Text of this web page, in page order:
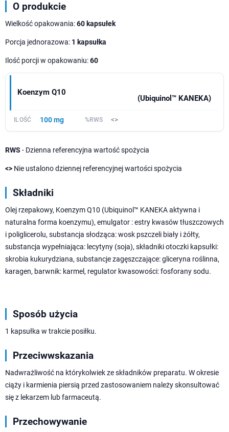
O produkcie
Wielkość opakowania:60 kapsułek
Porcja jednorazowa: 1 kapsułka
Ilość porcji w opakowaniu:60
Koenzym Q10
(Ubiquinol™ KANEKA)
100 mg <>
RWS - Dzienna referencyjna wartość spożycia
<> Nie ustalono dziennej referencyjnej wartości spożycia
Składniki
Olej rzepakowy, Koenzym Q10 (Ubiquinol™ KANEKA aktywna i
naturalna forma koenzymu), emulgator : estry kwasów tłuszczowych
i poliglicerolu, substancja słodząca: wosk pszczeli biały i żółty,
substancja wypełniająca: lecytyny (soja), składniki otoczki kapsułki:
skrobia kukurydziana, substancje zagęszczające: gliceryna roślinna,
karagen, barwnik: karmel, regulator kwasowości: fosforany sodu.
Sposób użycia
1 kapsułka w trakcie posiłku.
Przeciwwskazania
Nadwrażliwość na którykolwiek ze składników preparatu. W okresie
ciąży i karmienia piersią przed zastosowaniem należy skonsultować
się z lekarzem lub farmaceutą.
Przechowywanie